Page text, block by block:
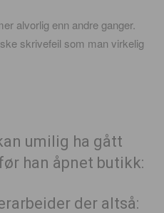
alvorlig enn andre ganger.
skrivefeil som man virkelig
umilig ha gått
han åpnet butikk:
der altså: